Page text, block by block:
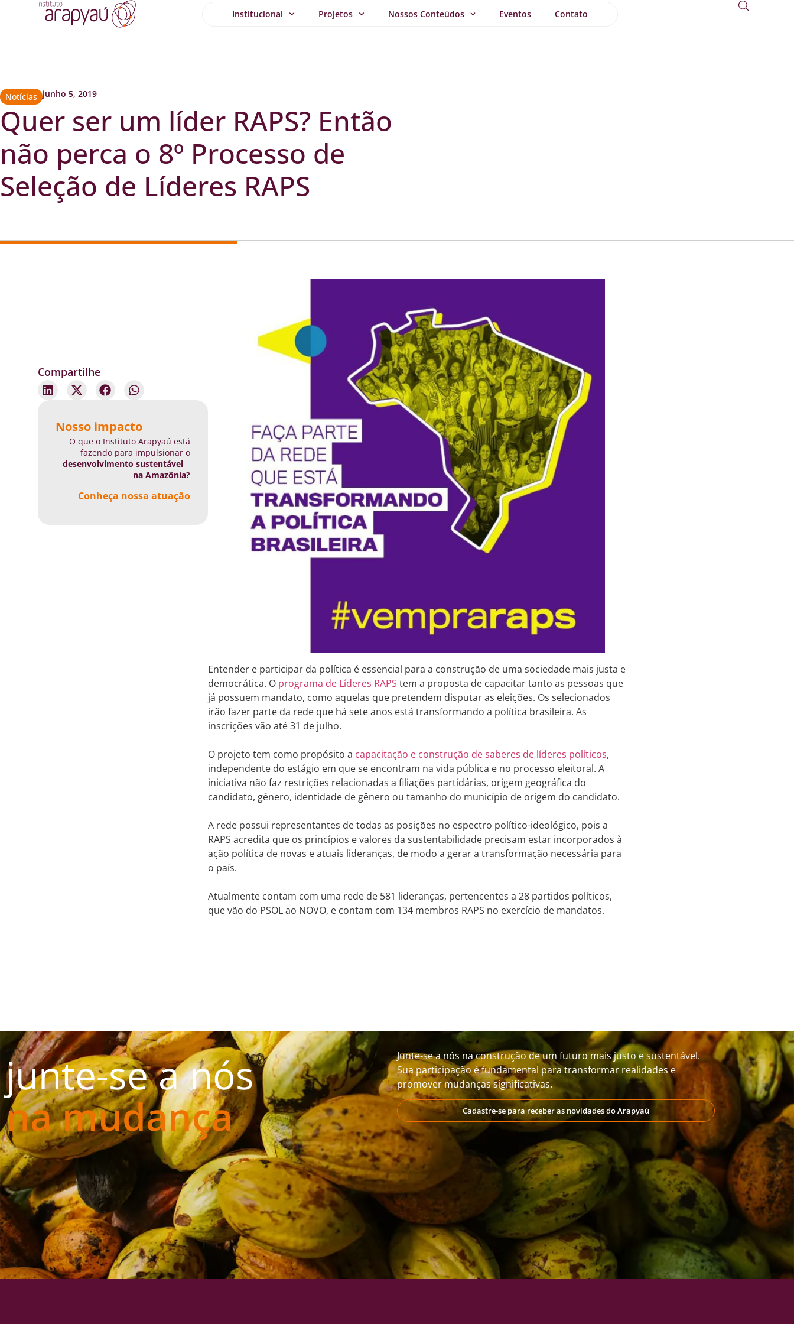
Institucional Projetos Nossos Conteúdos Eventos Contato
Notícias junho 5, 2019
Quer ser um líder RAPS? Então
não perca o 8º Processo de
Seleção de Líderes RAPS
Compartilhe
Nosso impacto
O que o Instituto Arapyaú está
fazendo para impulsionar o
desenvolvimento sustentável
na Amazônia?
Conheça nossa atuação
Entender e participar da política é essencial para a construção de uma sociedade mais justa e
democrática. O programa de Líderes RAPS tem a proposta de capacitar tanto as pessoas que
já possuem mandato, como aquelas que pretendem disputar as eleições. Os selecionados
irão fazer parte da rede que há sete anos está transformando a política brasileira. As
inscrições vão até 31 de julho.
O projeto tem como propósito a capacitação e construção de saberes de líderes políticos,
independente do estágio em que se encontram na vida pública e no processo eleitoral. A
iniciativa não faz restrições relacionadas a filiações partidárias, origem geográfica do
candidato, gênero, identidade de gênero ou tamanho do município de origem do candidato.
A rede possui representantes de todas as posições no espectro político-ideológico, pois a
RAPS acredita que os princípios e valores da sustentabilidade precisam estar incorporados à
ação política de novas e atuais lideranças, de modo a gerar a transformação necessária para
o país.
Atualmente contam com uma rede de 581 lideranças, pertencentes a 28 partidos políticos,
que vão do PSOL ao NOVO, e contam com 134 membros RAPS no exercício de mandatos.
junte-se a nós
na mudança
Junte-se a nós na construção de um futuro mais justo e sustentável.
Sua participação é fundamental para transformar realidades e
promover mudanças significativas.
Cadastre-se para receber as novidades do Arapyaú